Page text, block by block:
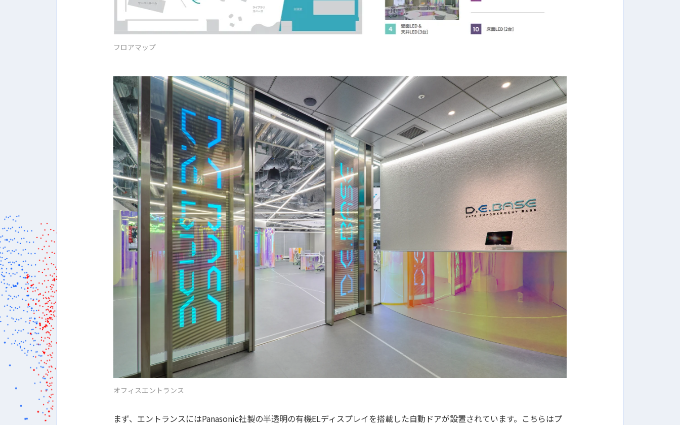
フロアマップ
オフィスエントランス
まず、エントランスにはPanasonic社製の半透明の有機ELディスプレイを搭載した自動ドアが設置されています。こちらはプ